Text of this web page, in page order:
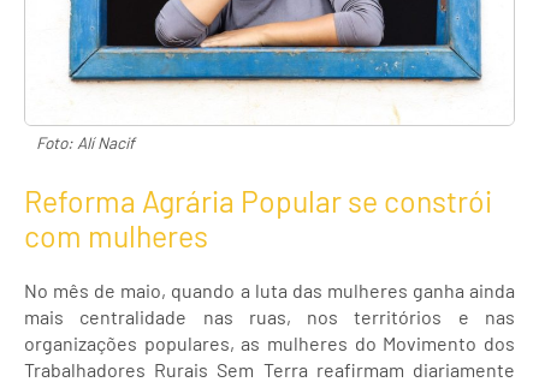
Foto: Alí Nacif
Reforma Agrária Popular se constrói
com mulheres
No mês de maio, quando a luta das mulheres ganha ainda
mais centralidade nas ruas, nos territórios e nas
organizações populares, as mulheres do Movimento dos
Trabalhadores Rurais Sem Terra reafirmam diariamente